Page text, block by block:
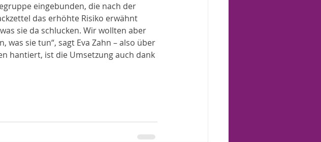
eingebunden, die nach der
das erhöhte Risiko erwähnt
sie da schlucken. Wir wollten aber
was sie tun“, sagt Eva Zahn – also über
hantiert, ist die Umsetzung auch dank